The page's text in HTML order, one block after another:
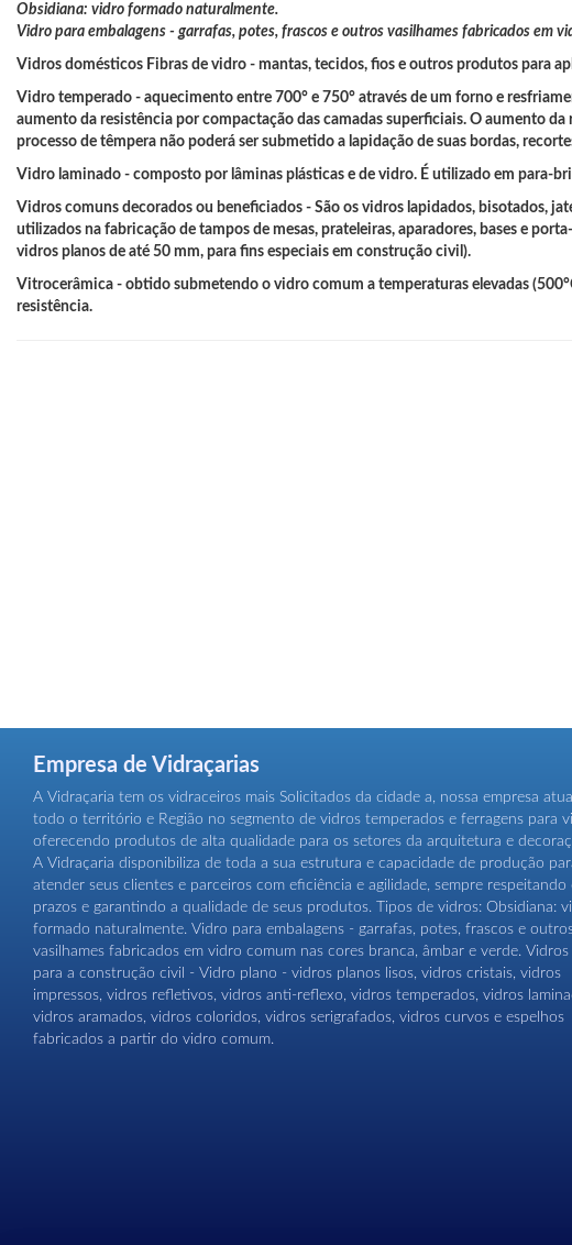
Obsidiana: vidro formado naturalmente.
Vidro para embalagens - garrafas, potes, frascos e outros vasilhames fabricados em
Vidros domésticos Fibras de vidro - mantas, tecidos, fios e outros produtos para
Vidro temperado - aquecimento entre 700° e 750° através de um forno e
aumento da resistência por compactação das camadas superficiais. O aumento
processo de têmpera não poderá ser submetido a lapidação de suas bordas,
Vidro laminado - composto por lâminas plásticas e de vidro. É utilizado em para-
Vidros comuns decorados ou beneficiados - São os vidros lapidados, bisotados,
utilizados na fabricação de tampos de mesas, prateleiras, aparadores, bases e
vidros planos de até 50 mm, para fins especiais em construção civil).
Vitrocerâmica - obtido submetendo o vidro comum a temperaturas elevadas
resistência.
Empresa de Vidraçarias
A Vidraçaria tem os vidraceiros mais Solicitados da cidade a, nossa empresa
todo o território e Região no segmento de vidros temperados e ferragens para
oferecendo produtos de alta qualidade para os setores da arquitetura e
A Vidraçaria disponibiliza de toda a sua estrutura e capacidade de produção
atender seus clientes e parceiros com eficiência e agilidade, sempre respeitando
prazos e garantindo a qualidade de seus produtos. Tipos de vidros: Obsidiana:
formado naturalmente. Vidro para embalagens - garrafas, potes, frascos e
vasilhames fabricados em vidro comum nas cores branca, âmbar e verde. Vidros
para a construção civil - Vidro plano - vidros planos lisos, vidros cristais, vidros
impressos, vidros refletivos, vidros anti-reflexo, vidros temperados, vidros
vidros aramados, vidros coloridos, vidros serigrafados, vidros curvos e espelhos
fabricados a partir do vidro comum.